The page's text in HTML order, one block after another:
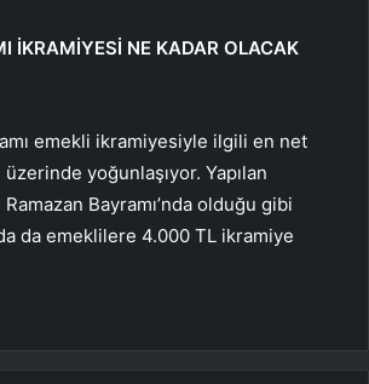
İKRAMİYESİ NE KADAR OLACAK
emekli ikramiyesiyle ilgili en net
yoğunlaşıyor. Yapılan
Bayramı’nda olduğu gibi
da emeklilere 4.000 TL ikramiye